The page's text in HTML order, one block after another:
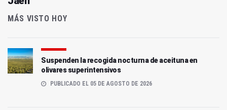
MÁS VISTO HOY
Suspenden la recogida nocturna de aceituna en
olivares superintensivos
PUBLICADO EL 05 DE AGOSTO DE 2026